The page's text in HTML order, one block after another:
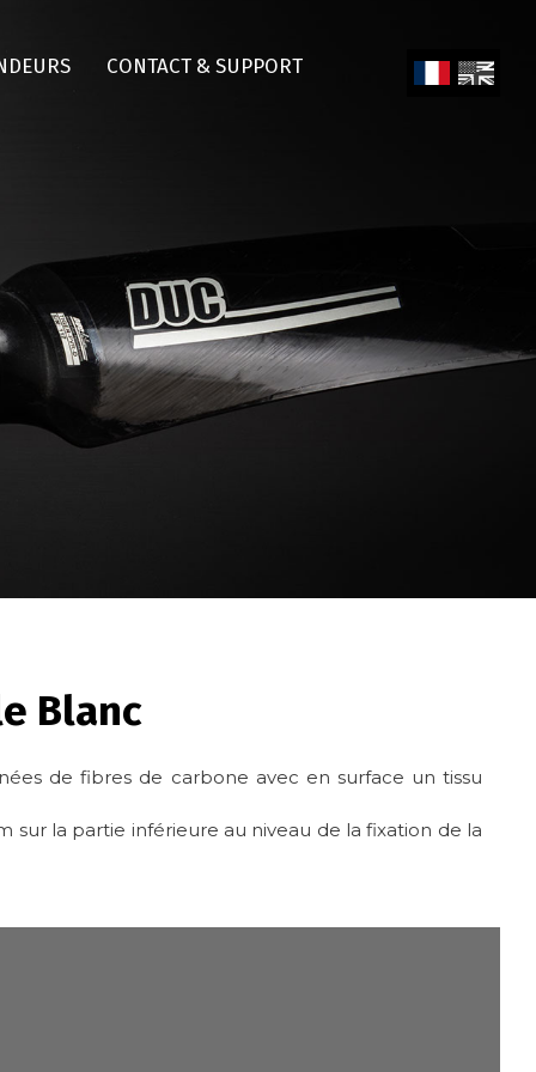
CONTACT & SUPPORT
Engl
Blanc
de fibres de carbone avec en surface un tissu
sur la partie inférieure au niveau de la fixation de la